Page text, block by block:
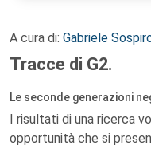
A cura di: Gabriele
Tracce di G2.
Le seconde generazioni
I risultati di una ricerca
opportunità che si